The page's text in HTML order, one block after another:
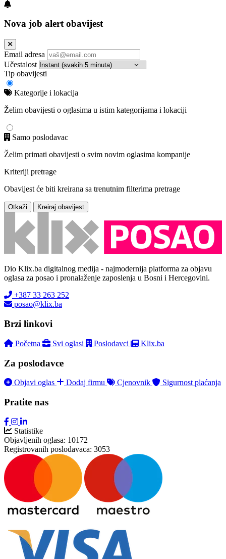
Nova job alert obavijest
Email adresa
Učestalost
Tip obavijesti
Kategorije i lokacija
Želim obavijesti o oglasima u istim kategorijama i lokaciji
Samo poslodavac
Želim primati obavijesti o svim novim oglasima kompanije
Kriteriji pretrage
Obavijest će biti kreirana sa trenutnim filterima pretrage
Otkaži Kreiraj obavijest
Dio Klix.ba digitalnog medija - najmodernija platforma za objavu
oglasa za posao i pronalaženje zaposlenja u Bosni i Hercegovini.
+387 33 263 252
posao@klix.ba
Brzi linkovi
Početna Svi oglasi Poslodavci Klix.ba
Za poslodavce
Objavi oglas Dodaj firmu Cjenovnik Sigurnost plaćanja
Pratite nas
Statistike
Objavljenih oglasa: 10172
Registrovanih poslodavaca: 3053